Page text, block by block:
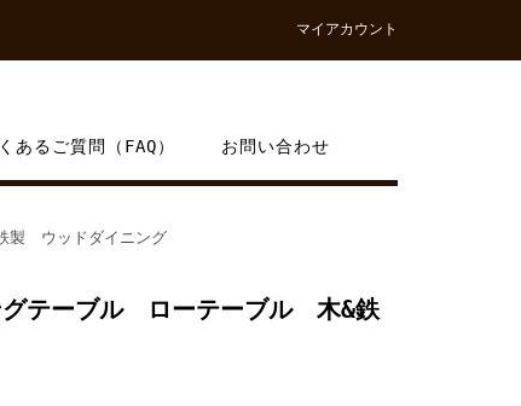
マイアカウント
あるご質問（FAQ） お問い合わせ
製 ウッドダイニング
グテーブル ローテーブル 木&鉄